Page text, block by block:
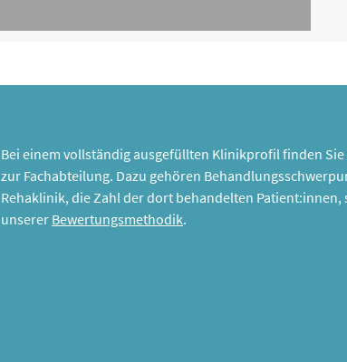
Bei einem vollständig ausgefüllten Klinikprofil finden
zur Fachabteilung. Dazu gehören
Rehaklinik, die Zahl der dort behandelten
unserer Bewertungsmethodik.